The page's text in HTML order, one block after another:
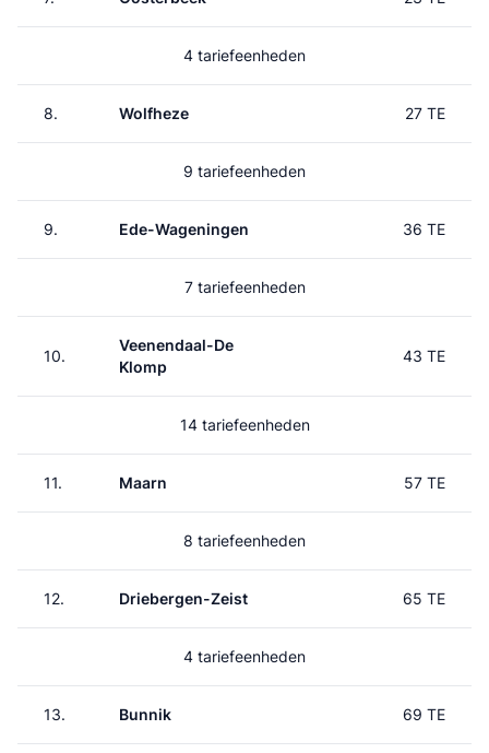
4 tariefeenheden
8. Wolfheze 27 TE
9 tariefeenheden
9. Ede-Wageningen 36 TE
7 tariefeenheden
10.
Veenendaal-De
Klomp
43 TE
14 tariefeenheden
11. Maarn 57 TE
8 tariefeenheden
12. Driebergen-Zeist 65 TE
4 tariefeenheden
13. Bunnik 69 TE